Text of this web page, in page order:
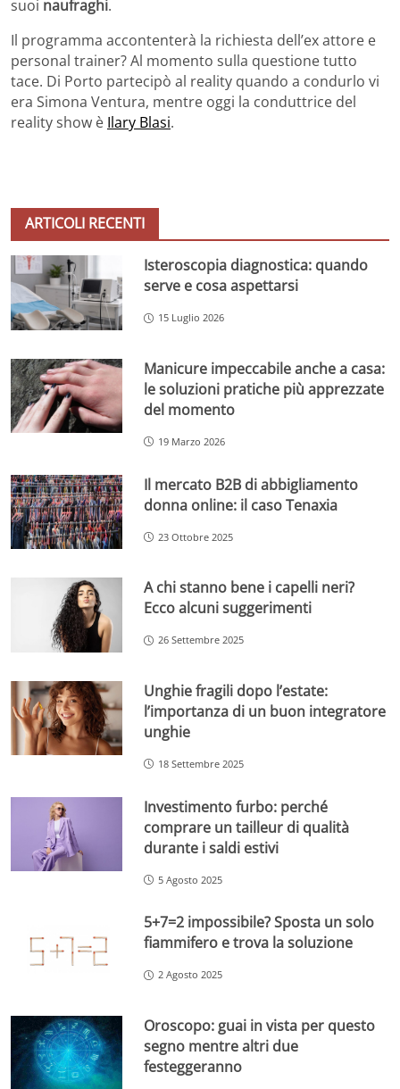
suoi naufraghi.
Il programma accontenterà la richiesta dell’ex attore e
personal trainer? Al momento sulla questione tutto
tace. Di Porto partecipò al reality quando a condurlo vi
era Simona Ventura, mentre oggi la conduttrice del
reality show è Ilary Blasi.
ARTICOLI RECENTI
Isteroscopia diagnostica: quando
serve e cosa aspettarsi
15 Luglio 2026
Manicure impeccabile anche a casa:
le soluzioni pratiche più apprezzate
del momento
19 Marzo 2026
Il mercato B2B di abbigliamento
donna online: il caso Tenaxia
23 Ottobre 2025
A chi stanno bene i capelli neri?
Ecco alcuni suggerimenti
26 Settembre 2025
Unghie fragili dopo l’estate:
l’importanza di un buon integratore
unghie
18 Settembre 2025
Investimento furbo: perché
comprare un tailleur di qualità
durante i saldi estivi
5 Agosto 2025
5+7=2 impossibile? Sposta un solo
fiammifero e trova la soluzione
2 Agosto 2025
Oroscopo: guai in vista per questo
segno mentre altri due
festeggeranno